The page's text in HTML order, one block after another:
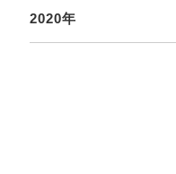
2020年